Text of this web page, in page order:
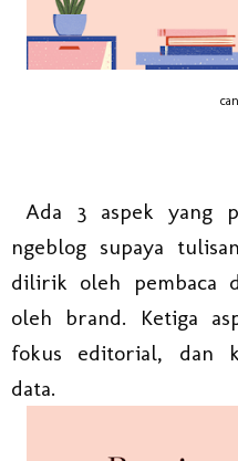
Ada 3 aspek yang
ngeblog supaya
dilirik oleh pembaca
oleh brand. Ketiga
fokus editorial, dan
data.